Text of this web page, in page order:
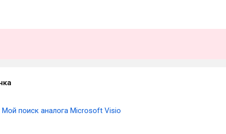
Мой поиск аналога Microsoft Visio